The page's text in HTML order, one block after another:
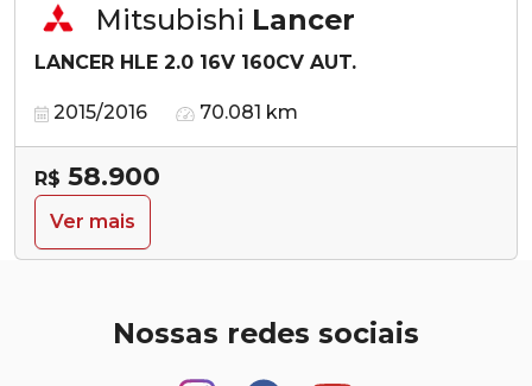
Mitsubishi Lancer
LANCER HLE 2.0 16V 160CV AUT.
2015/2016 70.081 km
R$ 58.900
Ver mais
Nossas redes sociais